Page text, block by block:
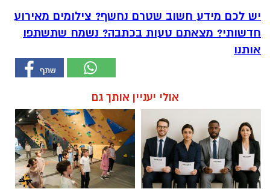
יש לכם מידע חשוב שטרם נחשף? צילומים מאירוע
חדשותי? מצאתם טעות בכתבה? נשמח שתשתפו
אותנו
אולי יעניין אותך גם